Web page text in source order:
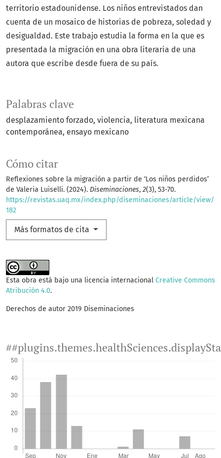
Palabras clave
desplazamiento forzado violencia literatura mexicana
contemporánea ensayo mexicano
Cómo citar
Reflexiones sobre la migración a partir de ‘Los niños perdidos’
de Valeria Luiselli. (2024). Diseminaciones, 2(3), 53-70.
https://revistas.uaq.mx/index.php/diseminaciones/article/view/
182
Más formatos de cita
territorio estadounidense. Los niños entrevistados dan
cuenta de un mosaico de historias de pobreza, soledad y
desigualdad. Este trabajo estudia la forma en la que es
presentada la migración en una obra literaria de una
autora que escribe desde fuera de su país.
Esta obra está bajo una licencia internacional Creative Commons
Atribución 4.0.
Derechos de autor 2019 Diseminaciones